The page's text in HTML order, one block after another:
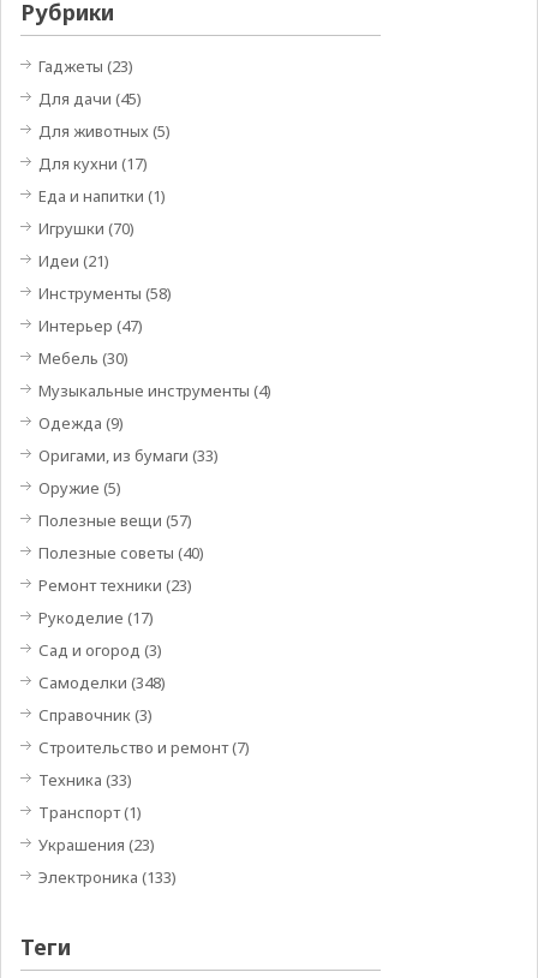
Рубрики
Гаджеты (23)
Для дачи (45)
Для животных(5)
Для кухни (17)
Еда и напитки (1)
Игрушки (70)
Идеи (21)
Инструменты (58)
Интерьер (47)
Мебель (30)
Музыкальные инструменты (4)
Одежда (9)
Оригами, из бумаги (33)
Оружие (5)
Полезные вещи (57)
Полезные советы (40)
Ремонт техники (23)
Рукоделие (17)
Сад и огород (3)
Самоделки (348)
Справочник(3)
Строительство и ремонт(7)
Техника (33)
Транспорт(1)
Украшения (23)
Электроника (133)
Теги